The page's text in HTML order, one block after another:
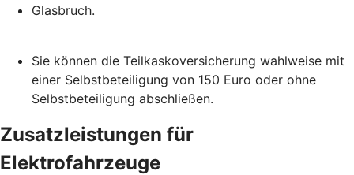
Glasbruch.
Sie können die Teilkaskoversicherung wahlweise mit
einer Selbstbeteiligung von 150 Euro oder ohne
Selbstbeteiligung abschließen.
Zusatzleistungen für
Elektrofahrzeuge